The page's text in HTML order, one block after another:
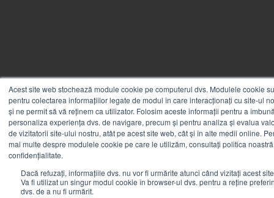
Acest site web stochează module cookie pe computerul dvs. Modulele cookie
pentru colectarea informațiilor legate de modul în care interacționați cu site-ul
și ne permit să vă reținem ca utilizator. Folosim aceste informații pentru a
personaliza experiența dvs. de navigare, precum și pentru analiza și evalua
de vizitatorii site-ului nostru, atât pe acest site web, cât și în alte medii online.
mai multe despre modulele cookie pe care le utilizăm, consultați politica
confidențialitate.
Dacă refuzați, informațiile dvs. nu vor fi urmărite atunci când vizitați acest
Va fi utilizat un singur modul cookie în browser-ul dvs. pentru a reține
dvs. de a nu fi urmărit.